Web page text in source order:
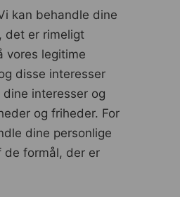
kan behandle dine
​​det er rimeligt
vores legitime
disse interesser
interesser og
og friheder. For
dine personlige
de formål, der er